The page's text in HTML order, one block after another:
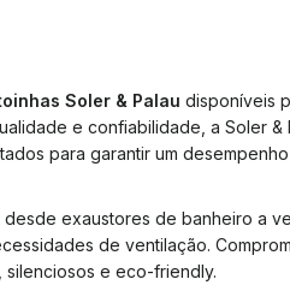
Soler & Palau disponíveis
e confiabilidade, a Soler
para garantir um
exaustores de banheiro a
de ventilação.
e eco-friendly.